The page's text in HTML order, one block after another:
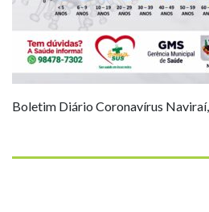
Boletim Diário Coronavírus